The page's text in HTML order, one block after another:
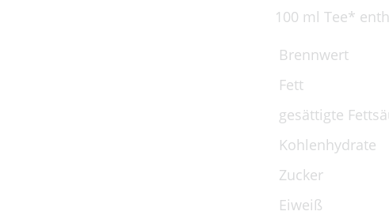
100 ml Tee*
Brennwert
Fett
gesättigte
Kohlenhydrate
Zucker
Eiweiß